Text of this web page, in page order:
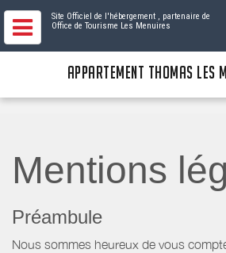
Site Officiel de l'hébergement , partenaire de
Office de Tourisme Les Menuires
APPARTEMENT THOMAS LES
Mentions
Préambule
Nous sommes heureux de vous